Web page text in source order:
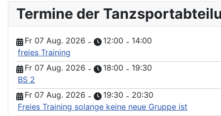
Termine der
Fr 07 Aug. 2026 - 12:00 - 14:00
freies Training
Fr 07 Aug. 2026 - 18:00 - 19:30
BS 2
Fr 07 Aug. 2026 - 19:30 - 20:30
Freies Training solange keine neue Gruppe ist